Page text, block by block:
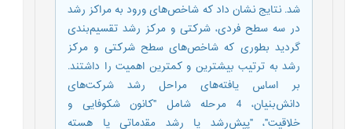
شد. نتایج نشان داد که شاخص‌های ورود به مراکز رشد
در سه سطح فردی، شرکتی و مرکز رشد تقسیم‌بندی
گردید بطوری که شاخص‌های سطح شرکتی و مرکز
رشد به ترتیب بیشترین و کمترین اهمیت را داشتند.
بر اساس یافته‌های مراحل رشد شرکت‌های
دانش‌بنیان، 4 مرحله شامل "کانون شکوفایی و
خلاقیت"، "پیش‌رشد یا رشد مقدماتی یا هسته